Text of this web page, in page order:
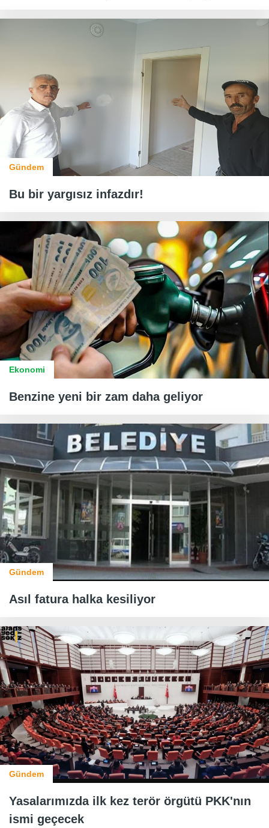
Gündem
Bu bir yargısız infazdır!
Ekonomi
Benzine yeni bir zam daha geliyor
Gündem
Asıl fatura halka kesiliyor
Gündem
Yasalarımızda ilk kez terör örgütü PKK'nın
ismi geçecek